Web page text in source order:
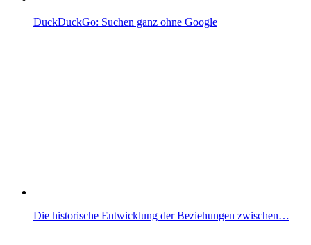
DuckDuckGo: Suchen ganz ohne Google
Die historische Entwicklung der Beziehungen zwischen…